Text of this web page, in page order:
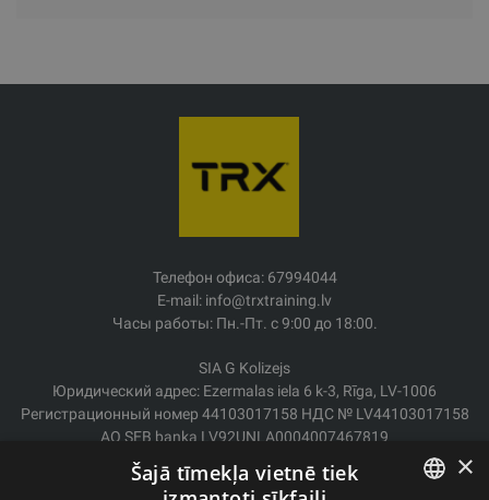
Телефон офиса: 67994044
E-mail: info@trxtraining.lv
Часы работы: Пн.-Пт. с 9:00 до 18:00.
SIA G Kolizejs
Юридический адрес: Ezermalas iela 6 k-3, Rīga, LV-1006
Регистрационный номер 44103017158 НДС № LV44103017158
АО SEB banka LV92UNLA0004007467819
Доставка/возврат
×
Šajā tīmekļa vietnē tiek